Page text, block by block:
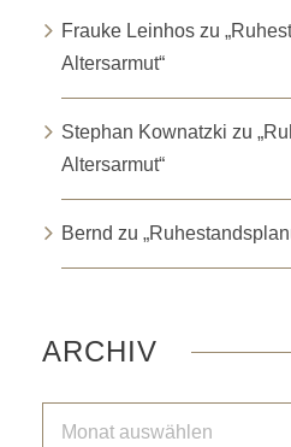
Frauke Leinhoszu
Altersarmut“
Stephan Kownatzki zu
Altersarmut“
Bernd zu
ARCHIV